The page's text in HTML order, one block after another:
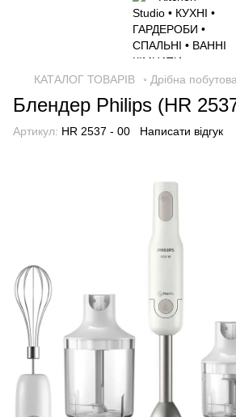
КАТАЛОГ ТОВАРІВ ◦ Дрібна
Блендер Philips (HR
Артикул: HR 2537 - 00 Написати відгук